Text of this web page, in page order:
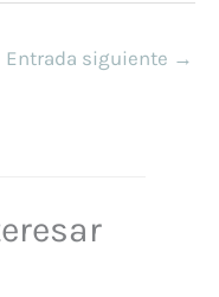
Entrada siguiente →